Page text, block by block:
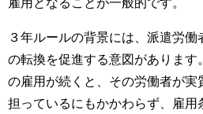
雇用となることが一般的です。
３年ルールの背景には、派遣労
の転換を促進する意図があります
の雇用が続くと、その労働者が実
担っているにもかかわらず、雇用